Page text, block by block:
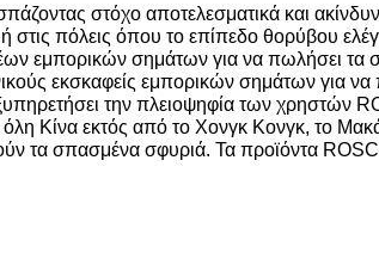
στόχο αποτελεσματικά και
πόλεις όπου το επίπεδο θορύβου
εμπορικών σημάτων για να πωλήσει
εκσκαφείς εμπορικών σημάτων για
εξυπηρετήσει την πλειοψηφία των
Κίνα εκτός από το Χονγκ Κονγκ, το
τα σπασμένα σφυριά. Τα προϊόντα